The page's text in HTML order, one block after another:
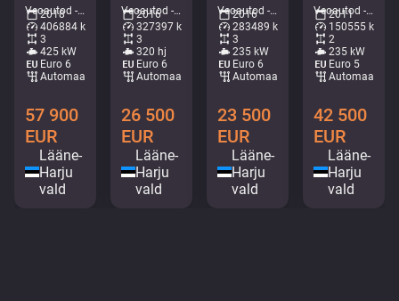
Veoautod - Kraanaga kallur • M250-6011
2018
406884 km
3
425 kW
Euro 6
Automaat
57 900
EUR
Lääne-
Harju
vald
Veoautod - Külmik • M714-0584
2016
327397 km
3
320 hj
Euro 6
Automaat
26 500
EUR
Lääne-
Harju
vald
Veoautod - Skipplaadur • M491-6669
2016
283489 km
3
235 kW
Euro 6
Automaat
23 500
EUR
Lääne-
Harju
vald
Veoautod - Kraanaga kallur • M253-8328
2011
150555 km
2
235 kW
Euro 5
Automaat
42 500
EUR
Lääne-
Harju
vald